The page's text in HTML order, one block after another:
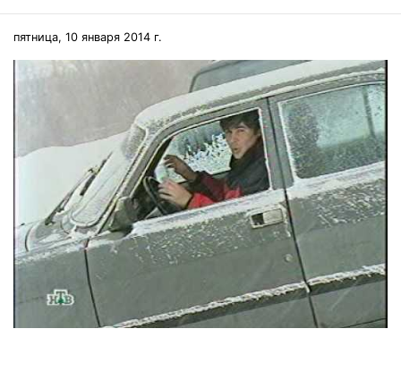
пятница, 10 января 2014 г.